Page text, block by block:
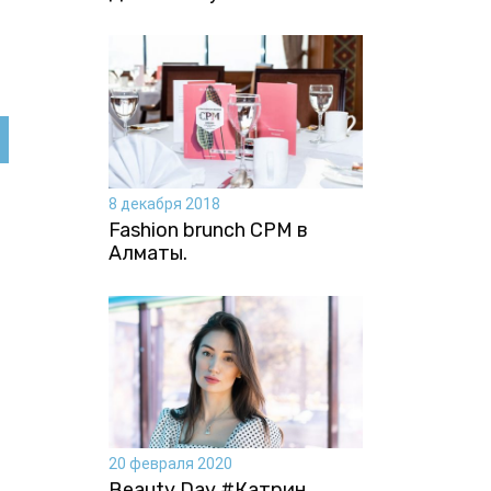
8 декабря 2018
Fashion brunch CPM в
Алматы.
20 февраля 2020